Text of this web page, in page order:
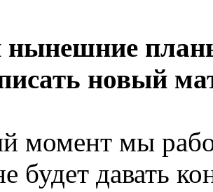
новый
момент мы
будет давать